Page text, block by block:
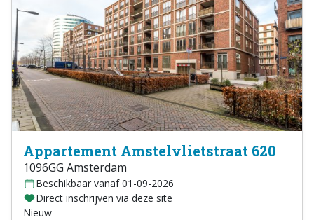
Appartement Amstelvlietstraat 620
1096GG Amsterdam
Beschikbaar vanaf 01-09-2026
Direct inschrijven via deze site
Nieuw